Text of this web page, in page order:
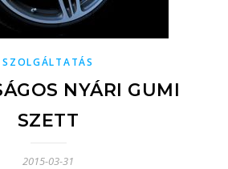
SZOLGÁLTATÁS
NYÁRI GUMI
SZETT
2015-03-31